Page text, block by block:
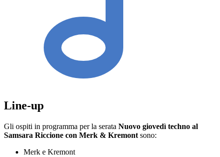
Line-up
Gli ospiti in programma per la serata Nuovo giovedì techno al
Samsara Riccione con Merk & Kremont sono:
Merk e Kremont